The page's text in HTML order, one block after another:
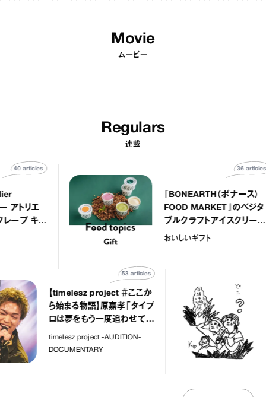
Movie
ムービー
Regulars
連載
atelier
アリー アトリエ
ミルクレープ キャ
40articles
『BONEARTH（ボナ
FOOD MARKET』
ブルクラフトアイス
｜真野知子の「おい
おいしいギフト
【timelesz project ＃ここか
ら始まる物語】原嘉孝「タイプ
ロは夢をもう一度追わせてく
れた場所」
timelesz project -AUDITION-
DOCUMENTARY
articles